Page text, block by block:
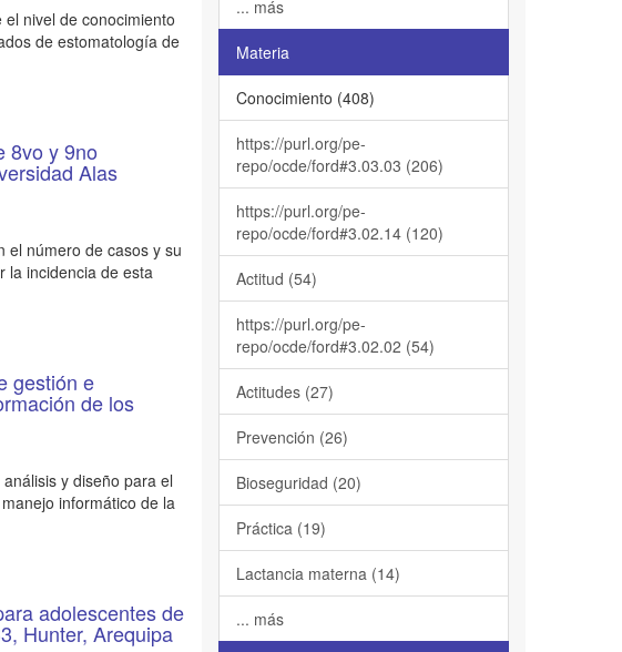
nivel de conocimiento
de estomatología de
8vo y 9no
Alas
el número de casos y su
la incidencia de esta
gestión e
de los
y diseño para el
informático de la
adolescentes de
Hunter, Arequipa
... más
Materia
Conocimiento (408)
https://purl.org/pe-
repo/ocde/ford#3.03.03 (206)
https://purl.org/pe-
repo/ocde/ford#3.02.14 (120)
Actitud (54)
https://purl.org/pe-
repo/ocde/ford#3.02.02 (54)
Actitudes (27)
Prevención (26)
Bioseguridad (20)
Práctica (19)
Lactancia materna (14)
... más